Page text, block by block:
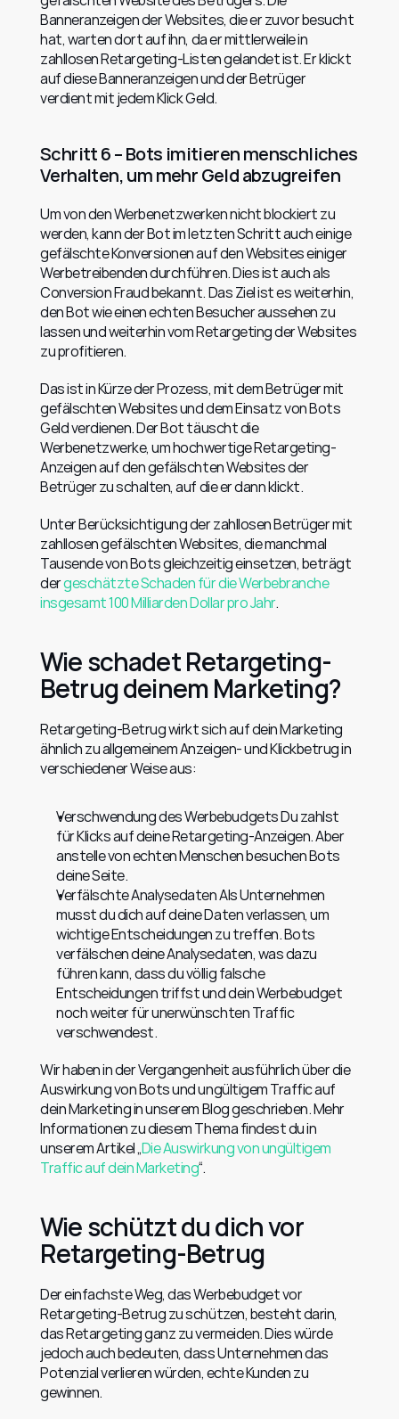
Banneranzeigen der Websites, die er zuvor besucht
hat, warten dort auf ihn, da er mittlerweile in
zahllosen Retargeting-Listen gelandet ist. Er klickt
auf diese Banneranzeigen und der Betrüger
verdient mit jedem Klick Geld.
Schritt 6 – Bots imitieren menschliches
Verhalten, um mehr Geld abzugreifen
Um von den Werbenetzwerken nicht blockiert zu
werden, kann der Bot im letzten Schritt auch einige
gefälschte Konversionen auf den Websites einiger
Werbetreibenden durchführen. Dies ist auch als
Conversion Fraud bekannt. Das Ziel ist es weiterhin,
den Bot wie einen echten Besucher aussehen zu
lassen und weiterhin vom Retargeting der Websites
zu profitieren.
Das ist in Kürze der Prozess, mit dem Betrüger mit
gefälschten Websites und dem Einsatz von Bots
Geld verdienen. Der Bot täuscht die
Werbenetzwerke, um hochwertige Retargeting-
Anzeigen auf den gefälschten Websites der
Betrüger zu schalten, auf die er dann klickt.
Unter Berücksichtigung der zahllosen Betrüger mit
zahllosen gefälschten Websites, die manchmal
Tausende von Bots gleichzeitig einsetzen, beträgt
der geschätzte Schaden für die Werbebranche
insgesamt 100 Milliarden Dollar pro Jahr.
Wie schadet Retargeting-
Betrug deinem Marketing?
Retargeting-Betrug wirkt sich auf dein Marketing
ähnlich zu allgemeinem Anzeigen- und Klickbetrug in
verschiedener Weise aus:
Verschwendung des Werbebudgets Du zahlst
für Klicks auf deine Retargeting-Anzeigen. Aber
anstelle von echten Menschen besuchen Bots
deine Seite.
Verfälschte Analysedaten Als Unternehmen
musst du dich auf deine Daten verlassen, um
wichtige Entscheidungen zu treffen. Bots
verfälschen deine Analysedaten, was dazu
führen kann, dass du völlig falsche
Entscheidungen triffst und dein Werbebudget
noch weiter für unerwünschten Traffic
verschwendest.
Wir haben in der Vergangenheit ausführlich über die
Auswirkung von Bots und ungültigem Traffic auf
dein Marketing in unserem Blog geschrieben. Mehr
Informationen zu diesem Thema findest du in
unserem Artikel „Die Auswirkung von ungültigem
Traffic auf dein Marketing“.
Wie schützt du dich vor
Retargeting-Betrug
Der einfachste Weg, das Werbebudget vor
Retargeting-Betrug zu schützen, besteht darin,
das Retargeting ganz zu vermeiden. Dies würde
jedoch auch bedeuten, dass Unternehmen das
Potenzial verlieren würden, echte Kunden zu
gewinnen.